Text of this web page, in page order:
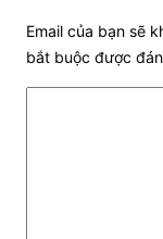
Email của bạn sẽ
bắt buộc được